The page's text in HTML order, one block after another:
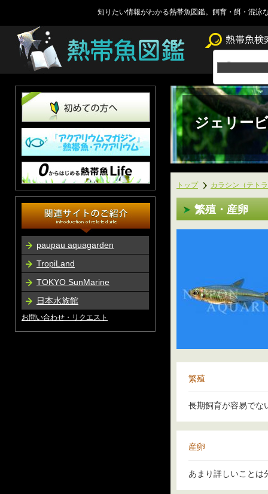
知りたい情報がわかる熱帯魚図鑑。飼育・餌・混泳
ジェリー
トップ カラシン（テト
繁殖・産卵
繁殖
長期飼育が容易でな
産卵
あまり詳しいことは
paupau aquagarden
TropiLand
TOKYO SunMarine
日本水族館
お問い合わせ・リクエスト